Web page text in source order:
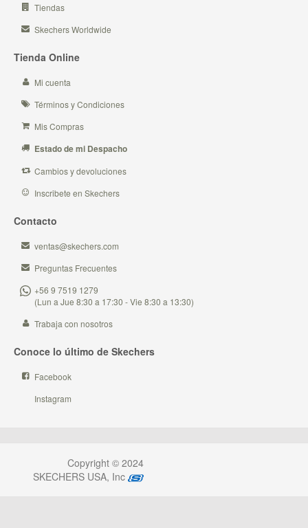
Tiendas
Skechers Worldwide
Tienda Online
Mi cuenta
Términos y Condiciones
Mis Compras
Estado de mi Despacho
Cambios y devoluciones
Inscribete en Skechers
Contacto
ventas@skechers.com
Preguntas Frecuentes
+56 9 7519 1279
(Lun a Jue 8:30 a 17:30 - Vie 8:30 a 13:30)
Trabaja con nosotros
Conoce lo último de Skechers
Facebook
Instagram
Copyright © 2024
SKECHERS USA, Inc